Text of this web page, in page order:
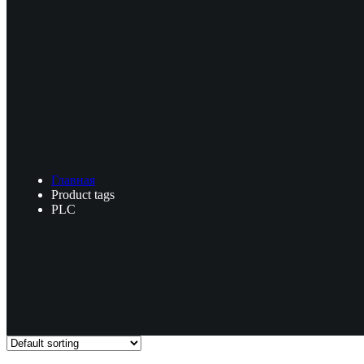
Главная
Product tags
PLC